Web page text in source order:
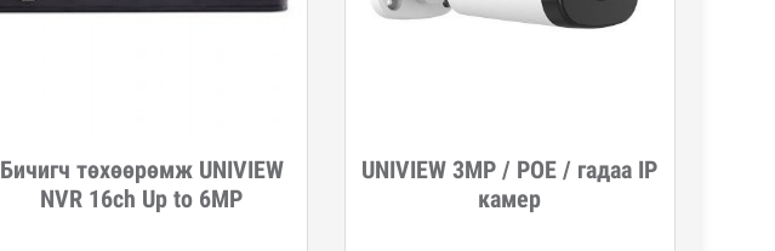
Дэлгэрэнгүй
Бичигч төхөөрөмж UNIVIEW
NVR 16ch Up to 6MP
Дэлгэрэнгүй
UNIVIEW 3MP / POE / гадаа IP
камер